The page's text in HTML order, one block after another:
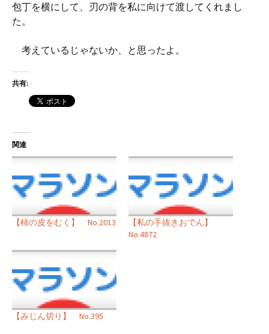
包丁を横にして、刃の背を私に向けて渡してくれまし
た。
考えているじゃないか、と思ったよ。
共有:
関連
【柿の皮をむく】 No.2013
【私の手抜きおでん】
No.4872
【みじん切り】 No.395